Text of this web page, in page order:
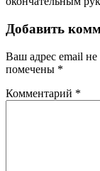
Добавить
Ваш адрес email не
помечены *
Комментарий *